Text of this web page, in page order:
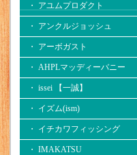
・ アユムプロダクト
・ アンクルジョッシュ
・ アーボガスト
・ AHPLマッディーバニー
・ issei 【一誠】
・ イズム(ism)
・ イチカワフィッシング
・ IMAKATSU